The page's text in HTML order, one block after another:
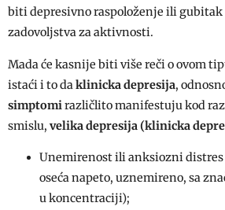
biti depresivno raspoloženje ili
zadovoljstva za aktivnosti.
Mada će kasnije biti više reči o ovom
istaći i to da klinicka depresija,
simptomi različlito manifestuju kod
smislu, velika depresija (klinicka
Unemirenost ili anksiozni distres
oseća napeto, uznemireno, sa
u koncentraciji);